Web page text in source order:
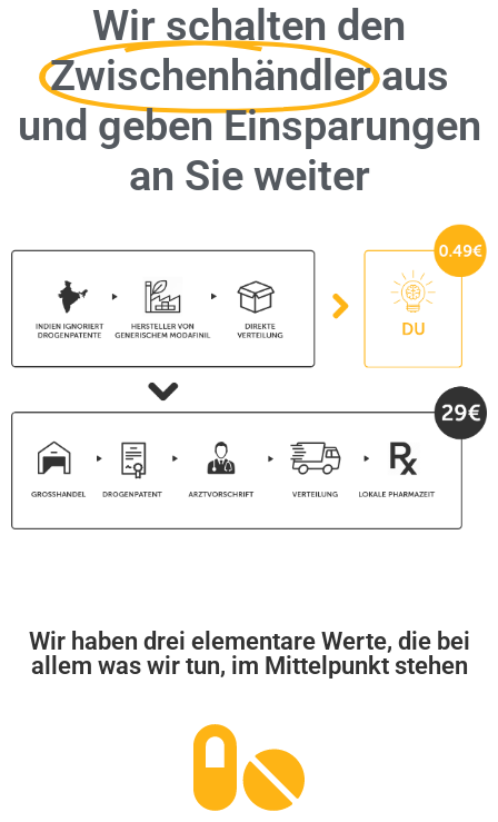
Wir schalten den
Zwischenhändler aus
und geben Einsparungen
an Sie weiter
Wir haben drei elementare Werte, die bei
allem was wir tun, im Mittelpunkt stehen